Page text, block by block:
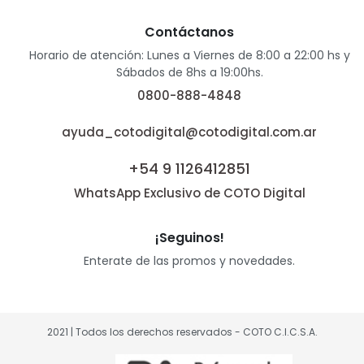
Contáctanos
Horario de atención: Lunes a Viernes de 8:00 a 22:00 hs y
Sábados de 8hs a 19:00hs.
0800-888-4848
ayuda_cotodigital@cotodigital.com.ar
+54 9 1126412851
WhatsApp Exclusivo de COTO Digital
¡Seguinos!
Enterate de las promos y novedades.
2021 | Todos los derechos reservados - COTO C.I.C.S.A.